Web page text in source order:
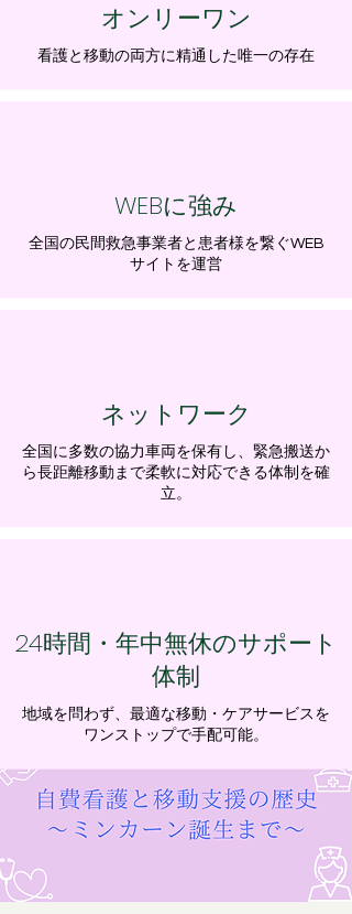
オンリーワン
看護と移動の両方に精通した唯一の存在
WEBに強み
全国の民間救急事業者と患者様を繋ぐWEB
サイトを運営
ネットワーク
全国に多数の協力車両を保有し、緊急搬送か
ら長距離移動まで柔軟に対応できる体制を確
立。
24時間・年中無休のサポート
体制
地域を問わず、最適な移動・ケアサービスを
ワンストップで手配可能。